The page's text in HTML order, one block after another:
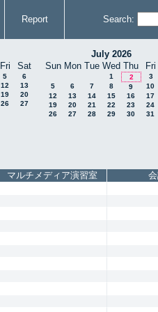
Report Search:
Fri Sat
5
6
12
13
19
20
26
27
July 2026
Sun Mon Tue Wed Thu Fri
1 2 3
5
6 7 8 9 10
12
13 14 15 16 17
19
20 21 22 23 24
26
27 28 29 30 31
マルチメディア演習室